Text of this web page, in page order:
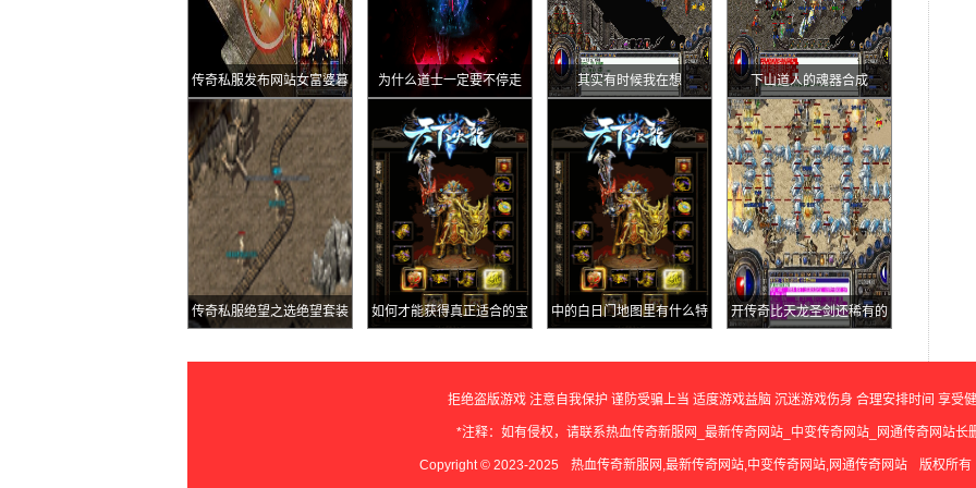
传奇私服发布网站女富婆暮
雨浅夏新神装全身皆极品堪
称散人天花板
为什么道士一定要不停走
位?
其实有时候我在想 下山道人的魂器合成
传奇私服绝望之选绝望套装 如何才能获得真正适合的宝 中的白日门地图里有什么特 开传奇比天龙圣剑还稀有的
拒绝盗版游戏 注意自我保护 谨防受骗上当 适度游戏益脑 沉迷游戏伤身 合理安排时间 享受
*注释：如有侵权，请联系热血传奇新服网_最新传奇网站_中变传奇网站_网通传奇网站长
Copyright © 2023-2025 热血传奇新服网,最新传奇网站,中变传奇网站,网通传奇网站 版权所有